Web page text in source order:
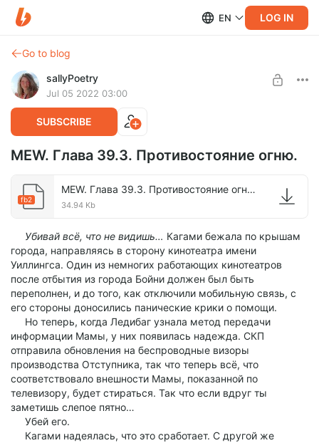
EN LOG IN
Go to blog
sallyPoetry
Jul 05 2022 03:00
SUBSCRIBE
MEW. Глава 39.3. Противостояние огню.
fb2
MEW. Глава 39.3. Противостояние огню..fb2
34.94 Kb
Убивай всё, что не видишь… Кагами бежала по крышам
города, направляясь в сторону кинотеатра имени
Уиллингса. Один из немногих работающих кинотеатров
после отбытия из города Бойни должен был быть
переполнен, и до того, как отключили мобильную связь, с
его стороны доносились панические крики о помощи.
Но теперь, когда Ледибаг узнала метод передачи
информации Мамы, у них появилась надежда. СКП
отправила обновления на беспроводные визоры
производства Отступника, так что теперь всё, что
соответствовало внешности Мамы, показанной по
телевизору, будет стираться. Так что если вдруг ты
заметишь слепое пятно…
Убей его.
Кагами надеялась, что это сработает. С другой же